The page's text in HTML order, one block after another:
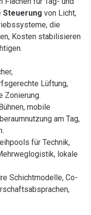
Steuerung von Licht,
die
Kosten stabilisieren
Lüftung,
Zonierung.
mobile
am Tag,
für Technik,
lokale
Schichtmodelle, Co-